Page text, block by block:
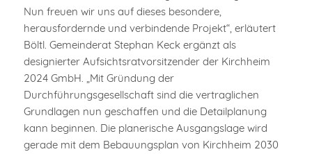
Nun freuen wir uns auf dieses besondere,
herausfordernde und verbindende Projekt“, erläutert
Böltl. Gemeinderat Stephan Keck ergänzt als
designierter Aufsichtsratvorsitzender der Kirchheim
2024 GmbH. „Mit Gründung der
Durchführungsgesellschaft sind die vertraglichen
Grundlagen nun geschaffen und die Detailplanung
kann beginnen. Die planerische Ausgangslage wird
gerade mit dem Bebauungsplan von Kirchheim 2030